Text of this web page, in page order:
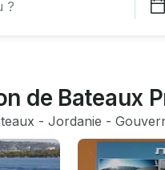
de Bateaux
- Jordanie -